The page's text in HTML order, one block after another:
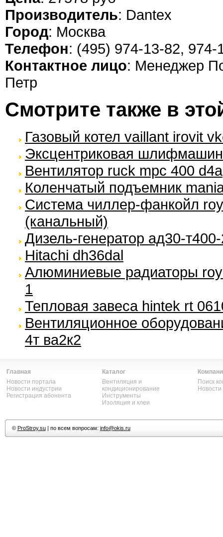
Производитель: Dantex
Город: Москва
Телефон: (495) 974-13-82, 974-
Контактное лицо: Менеджер
Петр
Смотрите также в
Газовый котел vaillant irovit
Эксцентриковая
Вентилятор ruck mpc 400 d4a
Коленчатый подъемник
Система чиллер-фанкойл
(канальный)
Дизель-генератор ад30-
Hitachi dh36dal
Алюминиевые радиаторы
1
Тепловая завеса hintek rt
Вентиляционное
4т ва2к2
Главная
Новости портала
Новости индустрии
Регистрация абонента
Каталог
Вентиляция и
кондиционирование
Инструменты
Изоляция и клеи
Поиск
© ProStroy.su| по всем вопросам: info@okis.ru